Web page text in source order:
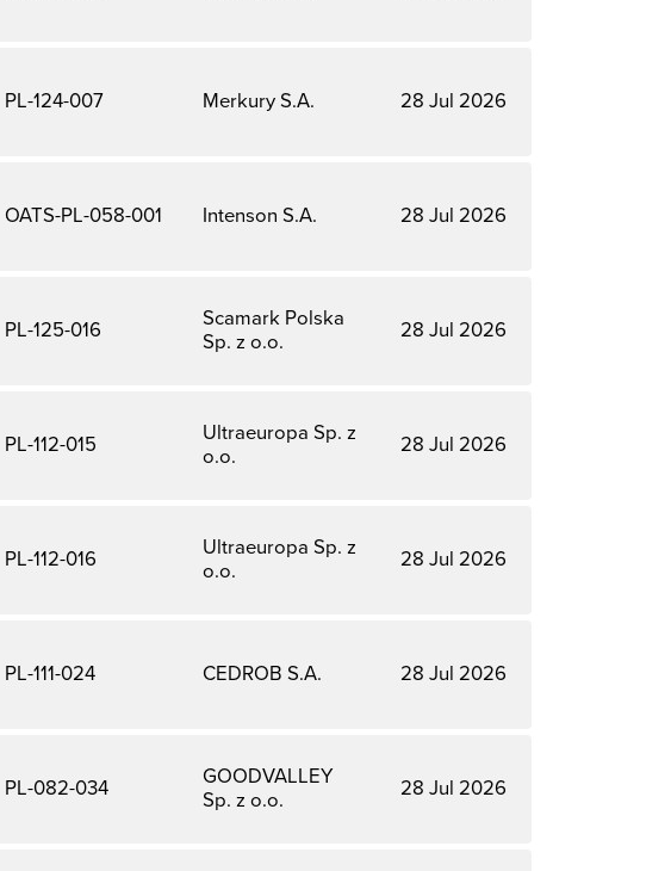
PL-124-007 Merkury S.A. 28 Jul 2026
OATS-PL-058-001 Intenson S.A. 28 Jul 2026
PL-125-016
Scamark Polska
Sp. z o.o.
28 Jul 2026
PL-112-015
Ultraeuropa Sp. z
o.o.
28 Jul 2026
PL-112-016
Ultraeuropa Sp. z
o.o.
28 Jul 2026
PL-111-024 CEDROB S.A. 28 Jul 2026
PL-082-034
GOODVALLEY
Sp. z o.o.
28 Jul 2026